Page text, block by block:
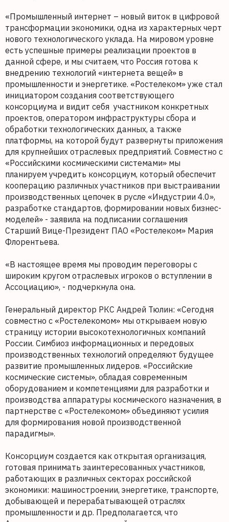
«Промышленный интернет – новый виток в цифровой
трансформации экономики, одна из характерных черт
нового технологического уклада. На мировом уровне
есть успешные примеры реализации проектов в
данной сфере, и мы считаем, что Россия готова к
внедрению технологий «интернета вещей» в
промышленности и энергетике. «Ростелеком» уже стал
инициатором создания соответствующего
консорциума и видит себя участником конкретных
проектов, оператором инфраструктуры сбора и
обработки технологических данных, а также
платформы, на которой будут развернуты приложения
для крупнейших отраслевых предприятий. Совместно с
«Российскими космическими системами» мы
планируем учредить консорциум, который обеспечит
кооперацию различных участников при выстраивании
производственных цепочек в русле «Индустрии 4.0»,
разработке стандартов, формировании новых бизнес-
моделей» - заявила на подписании соглашения
Старший Вице-Президент ПАО «Ростелеком» Мария
Флорентьева.
«В настоящее время мы проводим переговоры с
широким кругом отраслевых игроков о вступлении в
Ассоциацию», - подчеркнула она.
Генеральный директор РКС Андрей Тюлин: «Сегодня
совместно с «Ростелекомом» мы открываем новую
страницу истории высокотехнологичных компаний
России. Симбиоз информационных и передовых
производственных технологий определяют будущее
развитие промышленных лидеров. «Российские
космические системы», обладая современным
оборудованием и компетенциями для разработки и
производства аппаратуры космического назначения, в
партнерстве с «Ростелекомом» объединяют усилия
для формирования новой производственной
парадигмы».
Консорциум создается как открытая организация,
готовая принимать заинтересованных участников,
работающих в различных секторах российской
экономики: машиностроении, энергетике, транспорте,
добывающей и перерабатывающей отраслях
промышленности и др. Предполагается, что